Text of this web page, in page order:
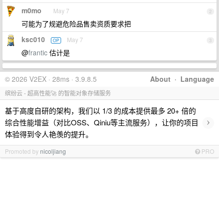
2
m0mo May 7
可能为了规避危险品售卖资质要求把
3
ksc010 OP May 7
@frantic 估计是
About · Language
© 2026 V2EX · 28ms · 3.9.8.5
缤纷云 - 超高性能🚀 的智能对象存储服务
基于高度自研的架构，我们以 1/3 的成本提供最多 20+ 倍的
综合性能增益（对比OSS、Qiniu等主流服务），让你的项目
体验得到令人艳羡的提升。
›
Promoted by nicoljiang PRO